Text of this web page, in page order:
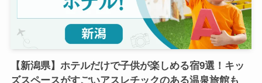
【新潟県】ホテルだけで子供が楽しめる宿9選！キッ
ズスペースがすごいアスレチックのある温泉旅館も